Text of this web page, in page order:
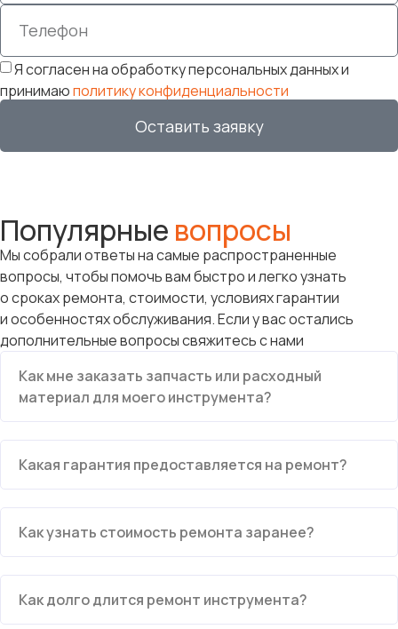
Я согласен на обработку персональных данных и
принимаюполитику конфиденциальности
Оставить заявку
Популярные вопросы
Мы собрали ответы на самые распространенные
вопросы, чтобы помочь вам быстро и легко узнать
о сроках ремонта, стоимости, условиях гарантии
и особенностях обслуживания. Если у вас остались
дополнительные вопросы свяжитесь с нами
Как мне заказать запчасть или расходный
материал для моего инструмента?
Какая гарантия предоставляется на ремонт?
Как узнать стоимость ремонта заранее?
Как долго длится ремонт инструмента?